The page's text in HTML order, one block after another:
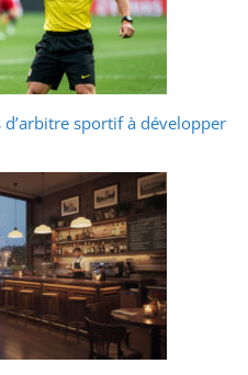
sportif à développer